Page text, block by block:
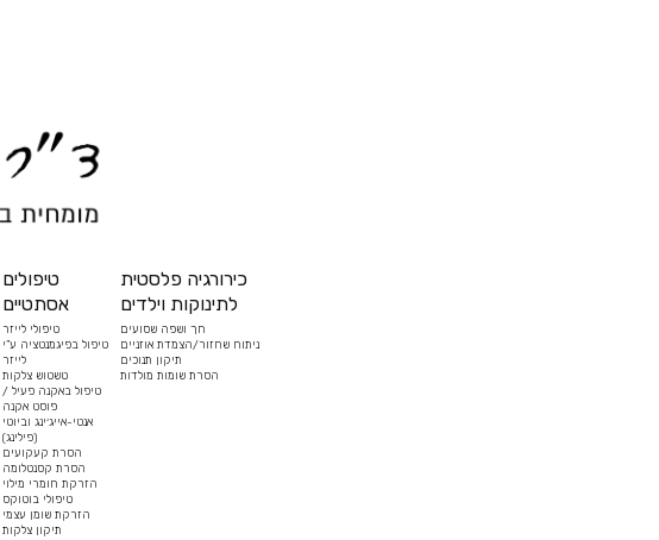
טיפולים
אסתטיים
טיפולי לייזר
טיפול בפיגמנטציה ע”י
לייזר
טשטוש צלקות
טיפול באקנה פעיל /
פוסט אקנה
אנטי-אייג׳ינג וביוטי
(פילינג)
הסרת קעקועים
הסרת קסנטלומה
הזרקת חומרי מילוי
טיפולי בוטוקס
הזרקת שומן עצמי
תיקון צלקות
כירורגיה פלסטית
לתינוקות וילדים
חך ושפה שסועים
ניתוח שחזור/הצמדת אוזניים
תיקון תנוכים
הסרת שומות מולדות